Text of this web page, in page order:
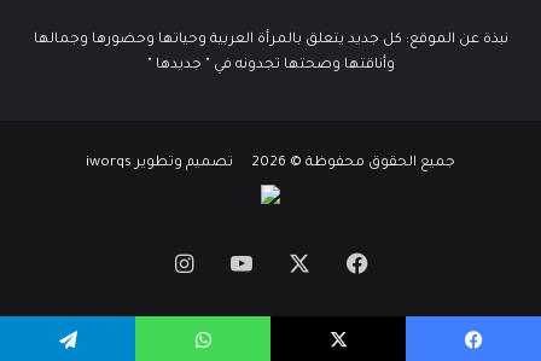
نبذة عن الموقع: كل جديد يتعلق بالمرأة العربية وحياتها وحضورها وجمالها
وأناقتها وصحتها تجدونه في " جديدها "
جميع الحقوق محفوظة © 2026 تصميم وتطوير iworqs
فيسبوك يوتيوبانستقرام